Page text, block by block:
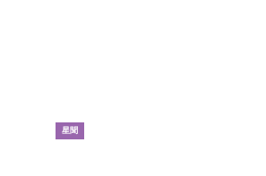
星聞